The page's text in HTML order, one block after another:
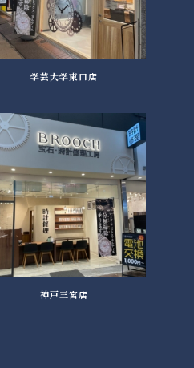
学芸大学東口店
神戸三宮店